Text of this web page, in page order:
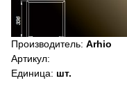
Производитель: Arhio
Артикул:
Единица: шт.